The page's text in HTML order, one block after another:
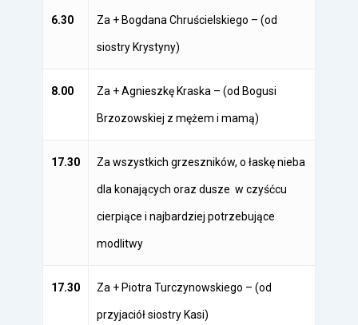
6.30 Za + Bogdana Chruścielskiego – (od
siostry Krystyny)
8.00 Za + Agnieszkę Kraska – (od Bogusi
Brzozowskiej z mężem i mamą)
17.30 Za wszystkich grzeszników, o łaskę nieba
dla konających oraz dusze w czyśćcu
cierpiące i najbardziej potrzebujące
modlitwy
17.30 Za + Piotra Turczynowskiego – (od
przyjaciół siostry Kasi)